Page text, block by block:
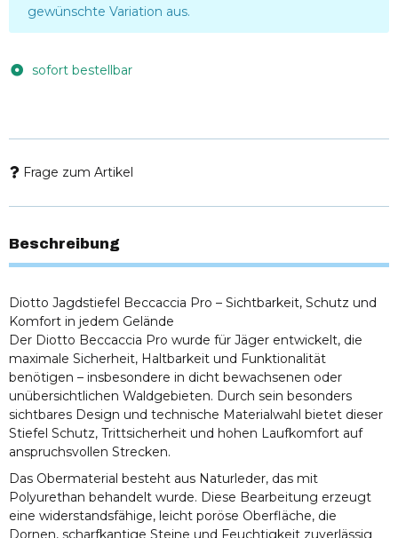
gewünschte Variation aus.
sofort bestellbar
Frage zum Artikel
Beschreibung
Diotto Jagdstiefel Beccaccia Pro – Sichtbarkeit, Schutz und
Komfort in jedem Gelände
Der Diotto Beccaccia Pro wurde für Jäger entwickelt, die
maximale Sicherheit, Haltbarkeit und Funktionalität
benötigen – insbesondere in dicht bewachsenen oder
unübersichtlichen Waldgebieten. Durch sein besonders
sichtbares Design und technische Materialwahl bietet dieser
Stiefel Schutz, Trittsicherheit und hohen Laufkomfort auf
anspruchsvollen Strecken.
Das Obermaterial besteht aus Naturleder, das mit
Polyurethan behandelt wurde. Diese Bearbeitung erzeugt
eine widerstandsfähige, leicht poröse Oberfläche, die
Dornen, scharfkantige Steine und Feuchtigkeit zuverlässig